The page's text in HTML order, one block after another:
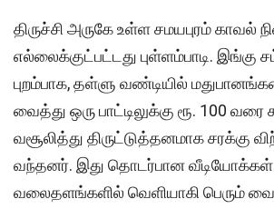
திருச்சி அருகே உள்ள சமயபுரம் காவல்
எல்லைக்குட்பட்டது புள்ளம்பாடி. இங்கு
புறம்பாக, தள்ளு வண்டியில்
வைத்து ஒரு பாட்டிலுக்கு ரூ. 100 வரை
வசூலித்து திருட்டுத்தனமாக சரக்கு
வந்தனர். இது தொடர்பான வீடியோக்கள்
வலைதளங்களில் வெளியாகி பெரும்